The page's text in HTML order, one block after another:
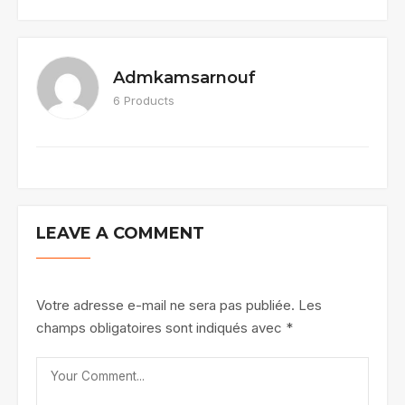
Admkamsarnouf
6 Products
LEAVE A COMMENT
Votre adresse e-mail ne sera pas publiée. Les
champs obligatoires sont indiqués avec *